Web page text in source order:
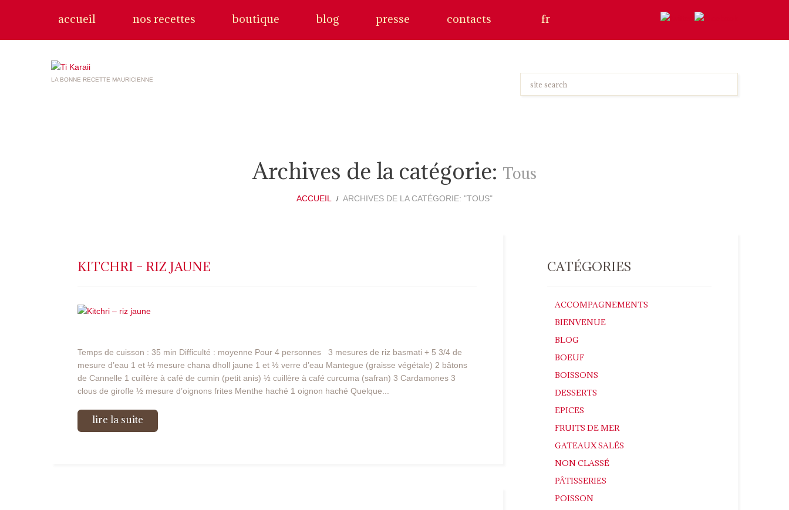
accueil nos recettes boutique blog presse contacts fr
LA BONNE RECETTE MAURICIENNE
Archives de la catégorie: Tous
ACCUEIL ARCHIVES DE LA CATÉGORIE: "TOUS"
KITCHRI – RIZ JAUNE
Temps de cuisson : 35 min Difficulté : moyenne Pour 4 personnes
3 mesures de riz basmati + 5 3/4 de
mesure d’eau 1 et ½ mesure chana dholl jaune 1 et ½ verre d’eau Mantegue (graisse végétale) 2 bâtons
de Cannelle 1 cuillère à café de cumin (petit anis) ½ cuillère à café curcuma (safran) 3 Cardamones 3
clous de girofle ½ mesure d’oignons frites Menthe haché 1 oignon haché Quelque...
lire la suite
CATÉGORIES
ACCOMPAGNEMENTS
BIENVENUE
BLOG
BOEUF
BOISSONS
DESSERTS
EPICES
FRUITS DE MER
GATEAUX SALÉS
NON CLASSÉ
PÂTISSERIES
POISSON